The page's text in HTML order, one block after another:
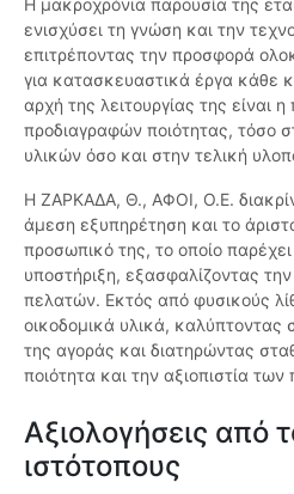
Η μακροχρόνια παρουσία της
ενισχύσει τη γνώση και την
επιτρέποντας την προσφορά
για κατασκευαστικά έργα κάθε
αρχή της λειτουργίας της είναι
προδιαγραφών ποιότητας, τόσο
υλικών όσο και στην τελική
Η ΖΑΡΚΑΔΑ, Θ., ΑΦΟΙ, Ο.Ε.
άμεση εξυπηρέτηση και το
προσωπικό της, το οποίο
υποστήριξη, εξασφαλίζοντας
πελατών. Εκτός από φυσικούς
οικοδομικά υλικά, καλύπτοντας
της αγοράς και διατηρώντας
ποιότητα και την αξιοπιστία
Αξιολογήσεις από
ιστότοπους